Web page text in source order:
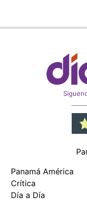
Panamá América
Crítica
Día a Día